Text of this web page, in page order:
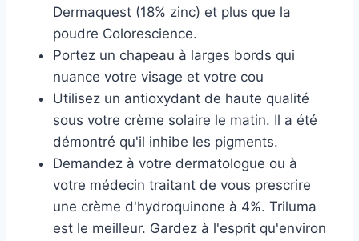
Dermaquest (18% zinc) et plus que la
poudre Colorescience.
Portez un chapeau à larges bords qui
nuance votre visage et votre cou
Utilisez un antioxydant de haute qualité
sous votre crème solaire le matin. Il a été
démontré qu'il inhibe les pigments.
Demandez à votre dermatologue ou à
votre médecin traitant de vous prescrire
une crème d'hydroquinone à 4%. Triluma
est le meilleur. Gardez à l'esprit qu'environ